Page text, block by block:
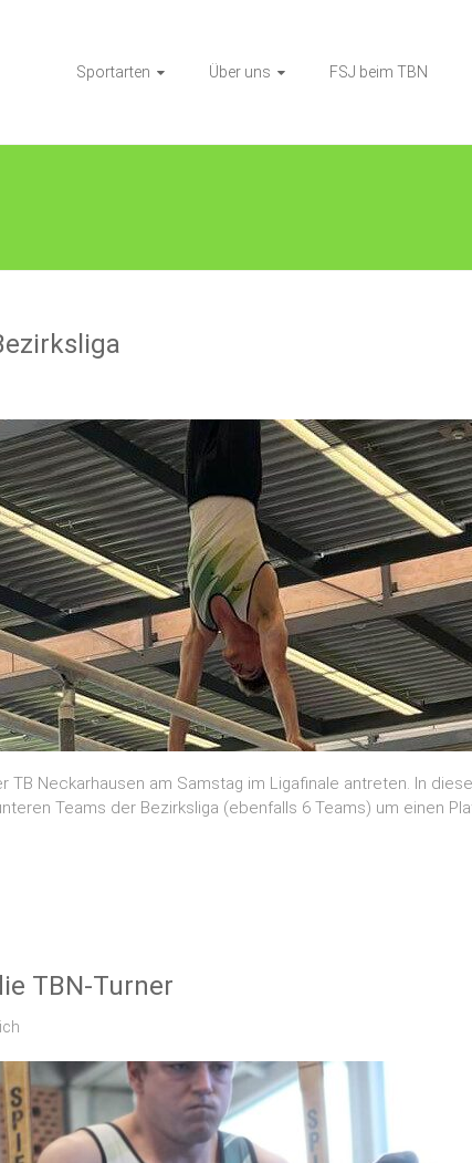
Sportarten Über uns FSJ beim TBN
TB Neckarhausen am Samstag im Ligafinale antreten. In
Teams der Bezirksliga (ebenfalls 6 Teams) um einen
TBN-Turner